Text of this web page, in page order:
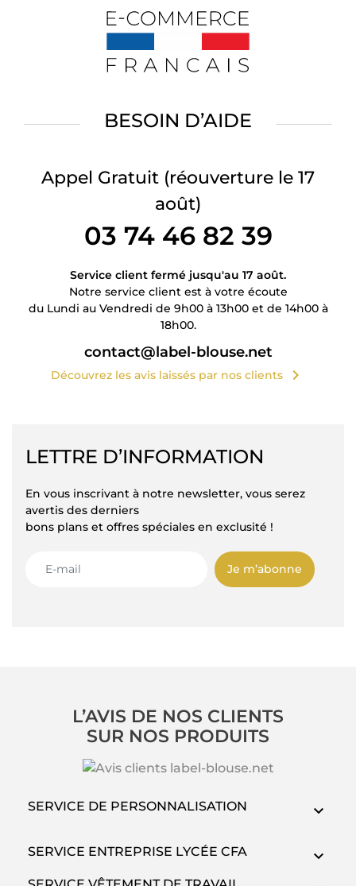
BESOIN D’AIDE
Appel Gratuit (réouverture le 17
août)
03 74 46 82 39
Service client fermé jusqu'au 17 août.
Notre service client est à votre écoute
du Lundi au Vendredi de 9h00 à 13h00 et de 14h00 à
18h00.
contact@label-blouse.net
Découvrez les avis laissés par nos clients chevron_right
LETTRE D’INFORMATION
En vous inscrivant à notre newsletter, vous serez
avertis des derniers
bons plans et offres spéciales en exclusité !
Je m’abonne
L’AVIS DE NOS CLIENTS
SUR NOS PRODUITS
SERVICE DE PERSONNALISATION
SERVICE ENTREPRISE LYCÉE CFA